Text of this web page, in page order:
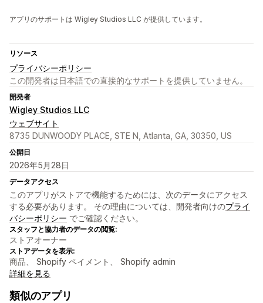
アプリのサポートは Wigley Studios LLC が提供しています。
リソース
プライバシーポリシー
この開発者は日本語での直接的なサポートを提供していません。
開発者
Wigley Studios LLC
ウェブサイト
8735 DUNWOODY PLACE, STE N, Atlanta, GA, 30350, US
公開日
2026年5月28日
データアクセス
このアプリがストアで機能するためには、次のデータにアクセス
する必要があります。 その理由については、開発者向けのプライ
バシーポリシー でご確認ください。
スタッフと協力者のデータの閲覧:
ストアオーナー
ストアデータを表示:
商品、 Shopify ペイメント、 Shopify admin
詳細を見る
類似のアプリ